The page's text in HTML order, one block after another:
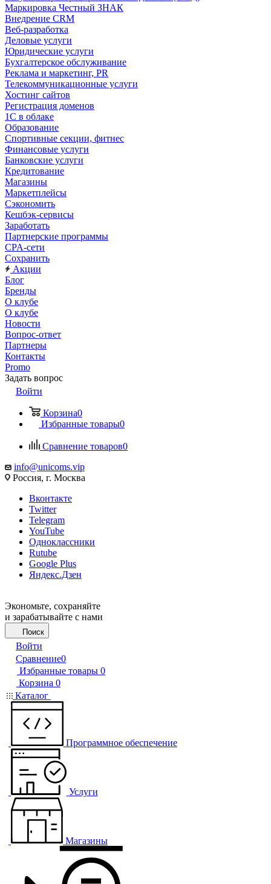
Маркировка Честный ЗНАК
Внедрение CRM
Веб-разработка
Деловые услуги
Юридические услуги
Бухгалтерское обслуживание
Реклама и маркетинг, PR
Телекоммуникационные услуги
Хостинг сайтов
Регистрация доменов
1С в облаке
Образование
Спортивные секции, фитнес
Финансовые услуги
Банковские услуги
Кредитование
Магазины
Маркетплейсы
Сэкономить
Кешбэк-сервисы
Заработать
Партнерские программы
CPA-сети
Сохранить
Акции
Блог
Бренды
О клубе
О клубе
Новости
Вопрос-ответ
Партнеры
Контакты
Promo
Задать вопрос
Войти
Корзина0
Избранные товары0
Сравнение товаров0
info@unicoms.vip
Россия, г. Москва
Вконтакте
Twitter
Telegram
YouTube
Одноклассники
Rutube
Google Plus
Яндекс.Дзен
Экономьте, сохраняйте
и зарабатывайте с нами
Поиск
Войти
Сравнение0
Избранные товары 0
Корзина 0
Каталог
Программное обеспечение
Услуги
Магазины